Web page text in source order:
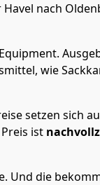
nach
wie
setzen sich
ist
Und die